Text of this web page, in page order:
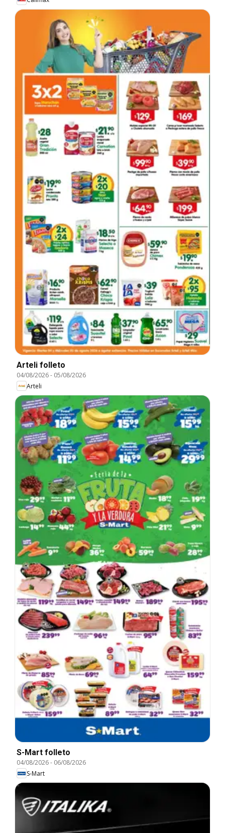
Arteli folleto
04/08/2026- 05/08/2026
Arteli
S-Mart folleto
04/08/2026- 06/08/2026
S-Mart